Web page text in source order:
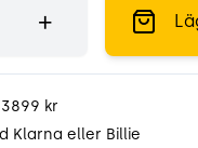
+
kr
Klarna eller Billie